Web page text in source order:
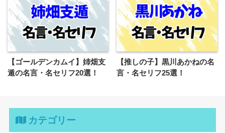
【ゴールデンカムイ】姉畑支
遁の名言・名セリフ20選！
【推しの子】黒川あかねの名
言・名セリフ25選！
カテゴリー